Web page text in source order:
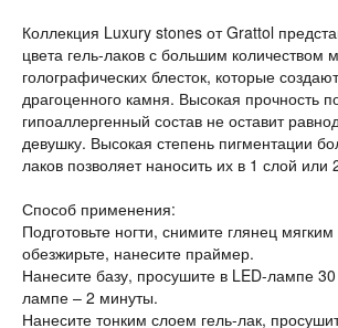
Коллекция Luxury stones от Grattol
цвета гель-лаков с большим количеством
голографических блесток, которые
драгоценного камня. Высокая прочность
гипоаллергенный состав не оставит
девушку. Высокая степень пигментации
лаков позволяет наносить их в 1 слой или
Способ применения:
Подготовьте ногти, снимите глянец
обезжирьте, нанесите праймер.
Нанесите базу, просушите в LED-лампе 30
лампе – 2 минуты.
Нанесите тонким слоем гель-лак,